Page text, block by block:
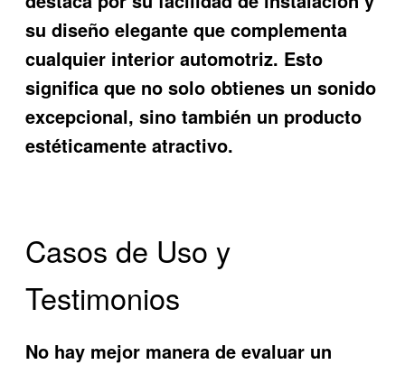
su diseño elegante que complementa
cualquier interior automotriz. Esto
significa que no solo obtienes un sonido
excepcional, sino también un producto
estéticamente atractivo.
Casos de Uso y
Testimonios
No hay mejor manera de evaluar un